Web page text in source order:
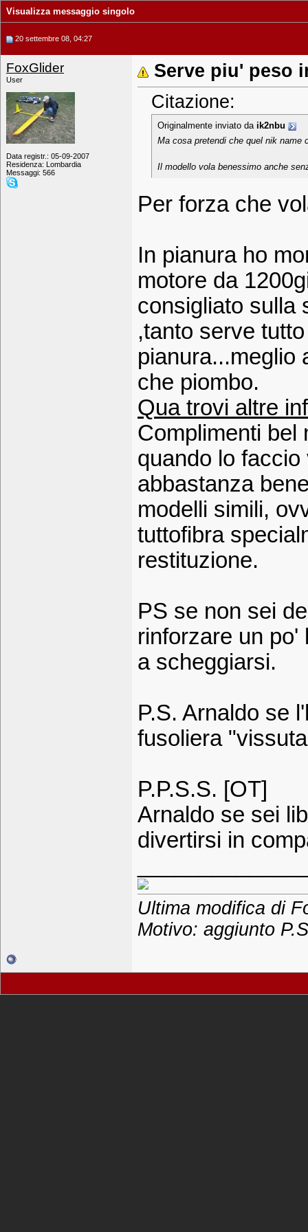
Visualizza messaggio singolo
20 settembre 08, 04:27
FoxGlider
User
Data registr.: 05-09-2007
Residenza: Lombardia
Messaggi: 566
Serve piu' peso
Citazione:
Originalmente inviato da ik2nbu
Ma cosa pretendi che quel nik name
Il modello vola benessimo anche
Per forza che
In pianura ho
motore da
consigliato sulla
,tanto serve
pianura...meglio
che piombo.
Qua trovi altre
Complimenti bel
quando lo
abbastanza
modelli simili,
tuttofibra
restituzione.
PS se non sei
rinforzare un po'
a scheggiarsi.
P.S. Arnaldo se
fusoliera
P.P.S.S. [OT]
Arnaldo se sei
divertirsi in
Ultima modifica di
Motivo: aggiunto